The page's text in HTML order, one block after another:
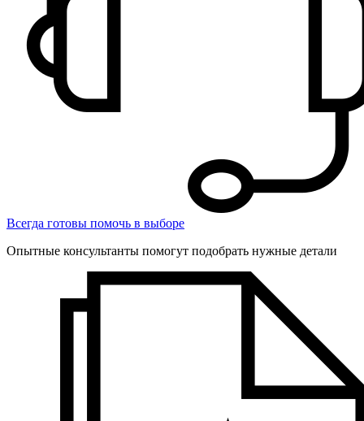
Всегда готовы помочь в выборе
Опытные консультанты помогут подобрать нужные детали